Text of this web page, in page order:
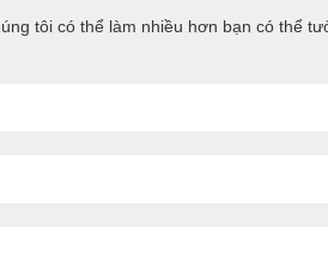
tôi có thể làm nhiều hơn bạn có thể